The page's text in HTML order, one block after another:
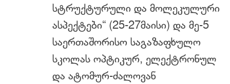
სტრუქტურული და მოლეკულური
ასპექტები“ (25-27მაისი) და მე-5
საერთაშორისო საგაზაფხულო
სკოლას ოპტიკურ, ელექტრონულ
და ატომურ-ძალოვან